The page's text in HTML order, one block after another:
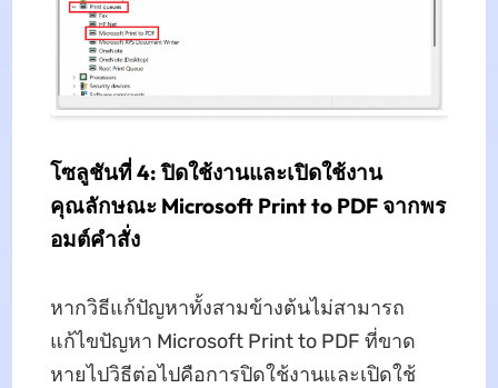
โซลูชันที่ 4: ปิดใช้งานและเปิดใช้งาน
คุณลักษณะ Microsoft Print to PDF จากพร
อมต์คําสั่ง
หากวิธีแก้ปัญหาทั้งสามข้างต้นไม่สามารถ
แก้ไขปัญหา Microsoft Print to PDF ที่ขาด
หายไปวิธีต่อไปคือการปิดใช้งานและเปิดใช้